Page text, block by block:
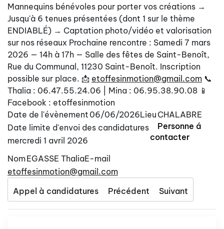
Mannequins bénévoles pour porter vos créations →
Jusqu'à 6 tenues présentées (dont 1 sur le thème
ENDIABLÉ) → Captation photo/vidéo et valorisation
sur nos réseaux Prochaine rencontre : Samedi 7 mars
2026 — 14h à 17h — Salle des fêtes de Saint-Benoît,
Rue du Communal, 11230 Saint-Benoît. Inscription
possible sur place. 📩 etoffesinmotion@gmail.com 📞
Thalia : 06.47.55.24.06 | Mina : 06.95.38.90.08 📱
Facebook : etoffesinmotion
Date de l'évènement 06/06/2026Lieu CHALABRE
Date limite d'envoi des candidatures
mercredi 1 avril 2026
Personne á
contacter
NomEGASSE ThaliaE-mail
etoffesinmotion@gmail.com
Appel à candidatures
Précédent Suivant